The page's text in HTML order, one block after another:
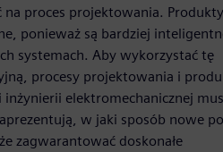
proces projektowania. Produkty
ponieważ są bardziej
systemach. Aby wykorzystać tę
procesy projektowania i
elektromechanicznej
w jaki sposób nowe
zagwarantować doskonałe